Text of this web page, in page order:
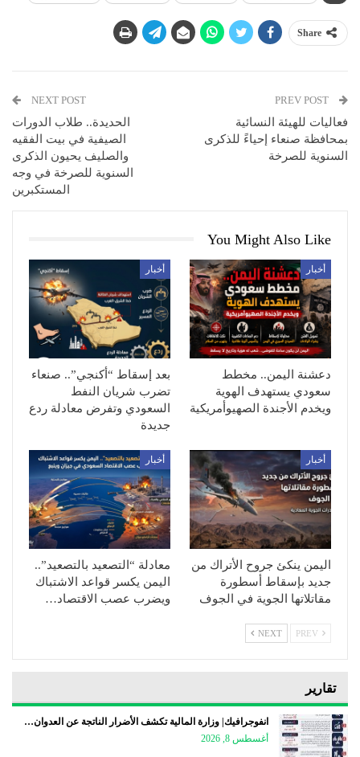
Share
فعاليات للهيئة النسائية
بمحافظة صنعاء إحياءً للذكرى
السنوية للصرخة
NEXT POST
الحديدة.. طلاب الدورات
الصيفية في بيت الفقيه
والصليف يحيون الذكرى
السنوية للصرخة في وجه
المستكبرين
You Might Also Like
أخبار
دعشنة اليمن.. مخطط
سعودي يستهدف الهوية
ويخدم الأجندة الصهيوأمريكية
أخبار
بعد إسقاط “أكنجي”.. صنعاء
تضرب شريان النفط
السعودي وتفرض معادلة ردع
جديدة
أخبار
اليمن ينكئ جروح الأتراك من
جديد بإسقاط أسطورة
مقاتلاتها الجوية في الجوف
أخبار
معادلة “التصعيد بالتصعيد”..
اليمن يكسر قواعد الاشتباك
ويضرب عصب الاقتصاد…
NEXT
تقارير
انفوجرافيك| وزارة المالية تكشف الأضرار الناتجة عن العدوان…
أغسطس 8, 2026